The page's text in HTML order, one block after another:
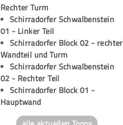
Rechter Turm
Schirradorfer Schwalbenstein
01 - Linker Teil
Schirradorfer Block 02 - rechter
Wandteil und Turm
Schirradorfer Schwalbenstein
02 - Rechter Teil
Schirradorfer Block 01 -
Hauptwand